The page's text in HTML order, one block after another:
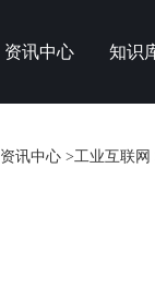
资讯中心 知识
资讯中心 >工业互联网